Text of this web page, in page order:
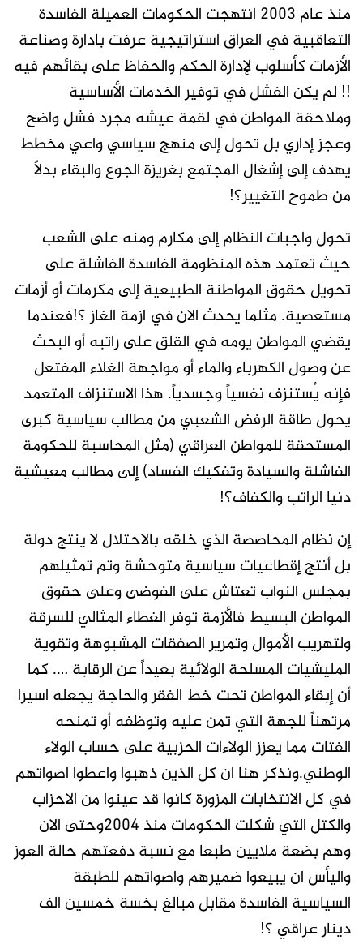
منذ عام 2003 انتهجت الحكومات العميلة الفاسدة
التعاقبية في العراق استراتيجية عرفت بادارة وصناعة
الأزمات كأسلوب لإدارة الحكم والحفاظ على بقائهم فيه
!! لم يكن الفشل في توفير الخدمات الأساسية
وملاحقة المواطن في لقمة عيشه مجرد فشل واضح
وعجز إداري بل تحول إلى منهج سياسي واعي مخطط
يهدف إلى إشغال المجتمع بغريزة الجوع والبقاء بدلاً
من طموح التغيير؟!
تحول واجبات النظام إلى مكارم ومنه على الشعب
حيث تعتمد هذه المنظومة الفاسدة الفاشلة على
تحويل حقوق المواطنة الطبيعية إلى مكرمات أو أزمات
مستعصية. مثلما يحدث الان في ازمة الغاز ؟!فعندما
يقضي المواطن يومه في القلق على راتبه أو البحث
عن وصول الكهرباء والماء أو مواجهة الغلاء المفتعل
فإنه يُستنزف نفسياً وجسدياً. هذا الاستنزاف المتعمد
يحول طاقة الرفض الشعبي من مطالب سياسية كبرى
المستحقة للمواطن العراقي (مثل المحاسبة للحكومة
الفاشلة والسيادة وتفكيك الفساد) إلى مطالب معيشية
دنيا الراتب والكفاف؟!
إن نظام المحاصصة الذي خلقه بالاحتلال لا ينتج دولة
بل أنتج إقطاعيات سياسية متوحشة وتم تمثيلهم
بمجلس النواب تعتاش على الفوضى وعلى حقوق
المواطن البسيط فالأزمة توفر الغطاء المثالي للسرقة
ولتهريب الأموال وتمرير الصفقات المشبوهة وتقوية
المليشيات المسلحة الولائية بعيداً عن الرقابة …. كما
أن إبقاء المواطن تحت خط الفقر والحاجة يجعله اسيرا
مرتهناً للجهة التي تمن عليه وتوظفه أو تمنحه
الفتات مما يعزز الولاءات الحزبية على حساب الولاء
الوطني.ونذكر هنا ان كل الذين ذهبوا واعطوا اصواتهم
في كل الانتخابات المزورة كانوا قد عينوا من الاحزاب
والكتل التي شكلت الحكومات منذ ٢٠٠٤وحتى الان
وهم بضعة ملايين طبعا مع نسبة دفعتهم حالة العوز
واليأس ان يبيعوا ضميرهم واصواتهم للطبقة
السياسية الفاسدة مقابل مبالغ بخسة خمسين الف
دينار عراقي ؟!